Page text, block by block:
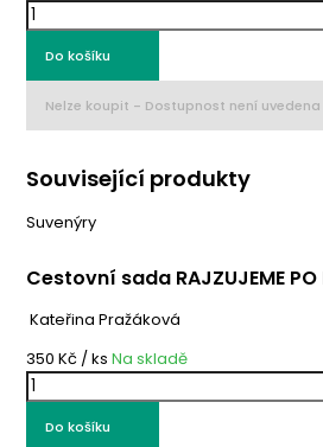
Do košíku
Nelze koupit - Dostupnost není uvedena
Související produkty
Suvenýry
Cestovní sada RAJZUJEME PO
Kateřina Pražáková
350 Kč / ks Na skladě
Do košíku